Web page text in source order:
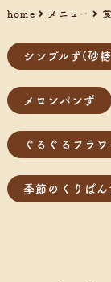
home メニュー
シンプルず(砂
メロンパンず
ぐるぐるフラワ
季節のくりぱん